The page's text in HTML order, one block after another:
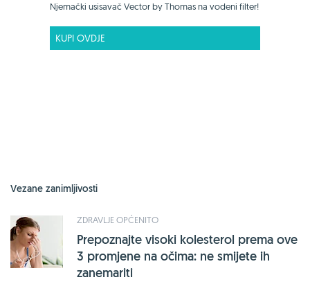
Njemački usisavač Vector by Thomas na vodeni filter!
KUPI OVDJE
Vezane zanimljivosti
ZDRAVLJE OPĆENITO
Prepoznajte visoki kolesterol prema ove
3 promjene na očima: ne smijete ih
zanemariti